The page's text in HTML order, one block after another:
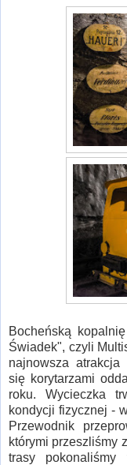
Bocheńską
Świadek", czyli
najnowsza
się korytarzami
roku. Wycieczka
kondycji fizycznej -
Przewodnik
którymi przeszliśmy
trasy pokonaliśmy